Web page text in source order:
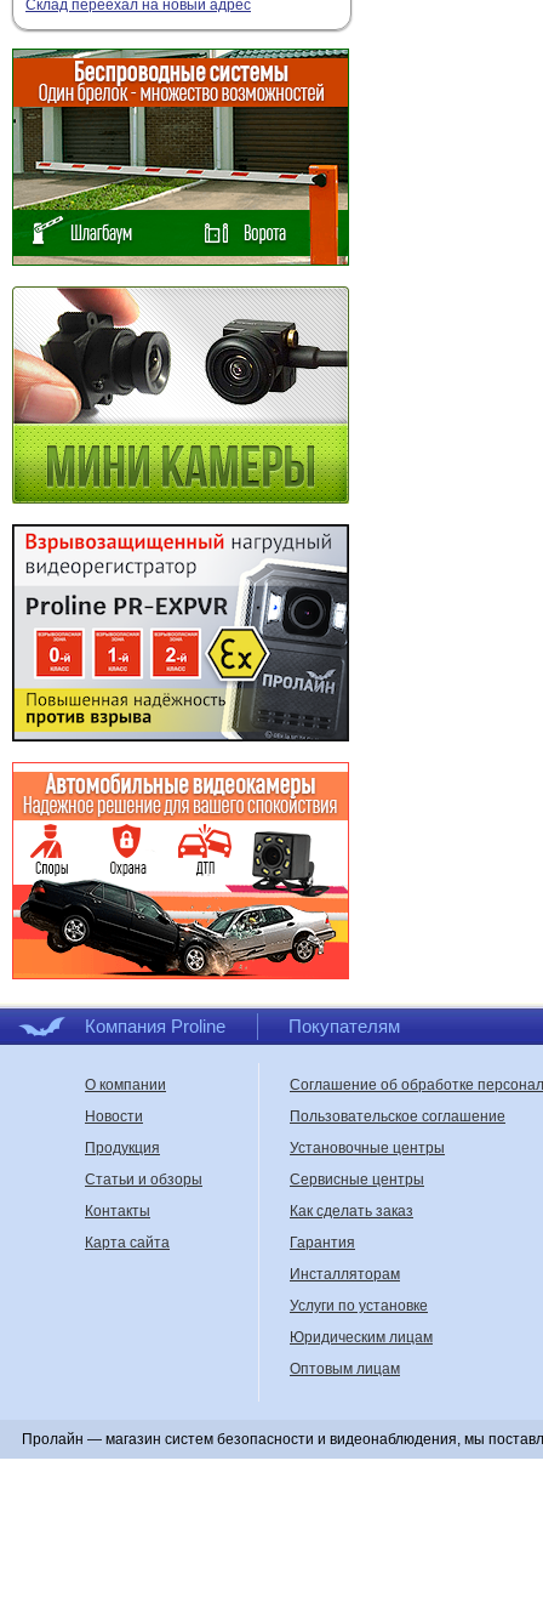
Склад переехал на новый адрес
Компания Proline Покупателям
О компании
Новости
Продукция
Статьи и обзоры
Контакты
Карта сайта
Соглашение об обработке
Пользовательское соглашение
Установочные центры
Сервисные центры
Как сделать заказ
Гарантия
Инсталляторам
Услуги по установке
Юридическим лицам
Оптовым лицам
Пролайн — магазин систем безопасности и видеонаблюдения, мы